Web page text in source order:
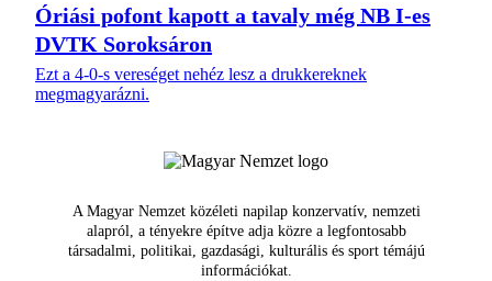
Óriási pofont kapott a tavaly még NB I-es
DVTK Soroksáron
Ezt a 4-0-s vereséget nehéz lesz a drukkereknek
megmagyarázni.
A Magyar Nemzet közéleti napilap konzervatív, nemzeti
alapról, a tényekre építve adja közre a legfontosabb
társadalmi, politikai, gazdasági, kulturális és sport témájú
információkat.